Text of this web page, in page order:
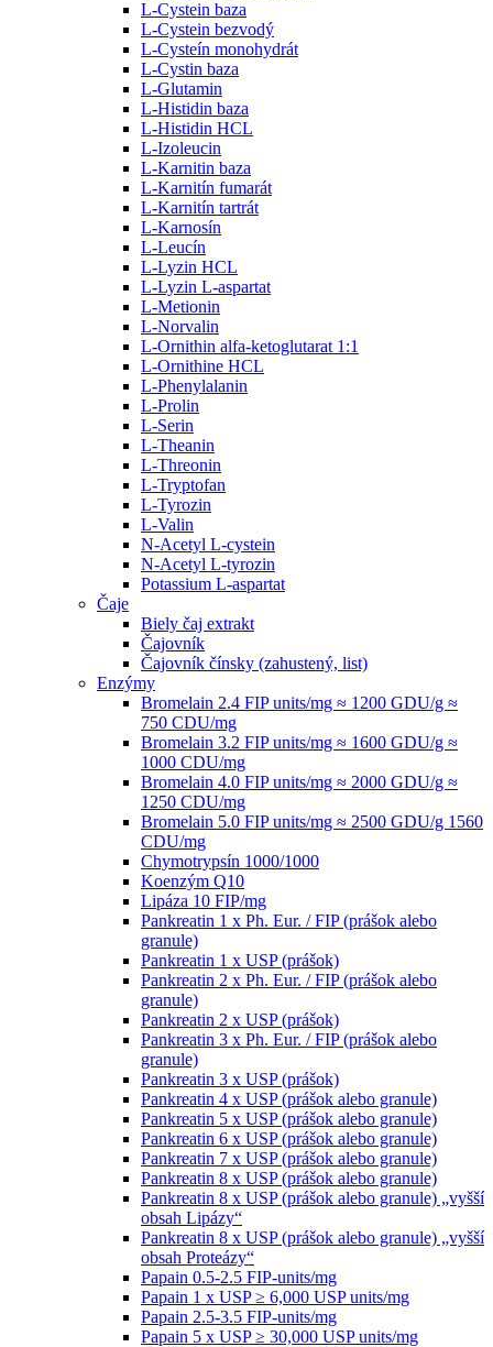
L-Cystein baza
L-Cystein bezvodý
L-Cysteín monohydrát
L-Cystin baza
L-Glutamin
L-Histidin baza
L-Histidin HCL
L-Izoleucin
L-Karnitin baza
L-Karnitín fumarát
L-Karnitín tartrát
L-Karnosín
L-Leucín
L-Lyzin HCL
L-Lyzin L-aspartat
L-Metionin
L-Norvalin
L-Ornithin alfa-ketoglutarat 1:1
L-Ornithine HCL
L-Phenylalanin
L-Prolin
L-Serin
L-Theanin
L-Threonin
L-Tryptofan
L-Tyrozin
L-Valin
N-Acetyl L-cystein
N-Acetyl L-tyrozin
Potassium L-aspartat
Čaje
Biely čaj extrakt
Čajovník
Čajovník čínsky (zahustený, list)
Enzýmy
Bromelain 2.4 FIP units/mg ≈ 1200 GDU/g ≈
750 CDU/mg
Bromelain 3.2 FIP units/mg ≈ 1600 GDU/g ≈
1000 CDU/mg
Bromelain 4.0 FIP units/mg ≈ 2000 GDU/g ≈
1250 CDU/mg
Bromelain 5.0 FIP units/mg ≈ 2500 GDU/g 1560
CDU/mg
Chymotrypsín 1000/1000
Koenzým Q10
Lipáza 10 FIP/mg
Pankreatin 1 x Ph. Eur. / FIP (prášok alebo
granule)
Pankreatin 1 x USP (prášok)
Pankreatin 2 x Ph. Eur. / FIP (prášok alebo
granule)
Pankreatin 2 x USP (prášok)
Pankreatin 3 x Ph. Eur. / FIP (prášok alebo
granule)
Pankreatin 3 x USP (prášok)
Pankreatin 4 x USP (prášok alebo granule)
Pankreatin 5 x USP (prášok alebo granule)
Pankreatin 6 x USP (prášok alebo granule)
Pankreatin 7 x USP (prášok alebo granule)
Pankreatin 8 x USP (prášok alebo granule)
Pankreatin 8 x USP (prášok alebo granule) „vyšší
obsah Lipázy“
Pankreatin 8 x USP (prášok alebo granule) „vyšší
obsah Proteázy“
Papain 0.5-2.5 FIP-units/mg
Papain 1 x USP ≥ 6,000 USP units/mg
Papain 2.5-3.5 FIP-units/mg
Papain 5 x USP ≥ 30,000 USP units/mg